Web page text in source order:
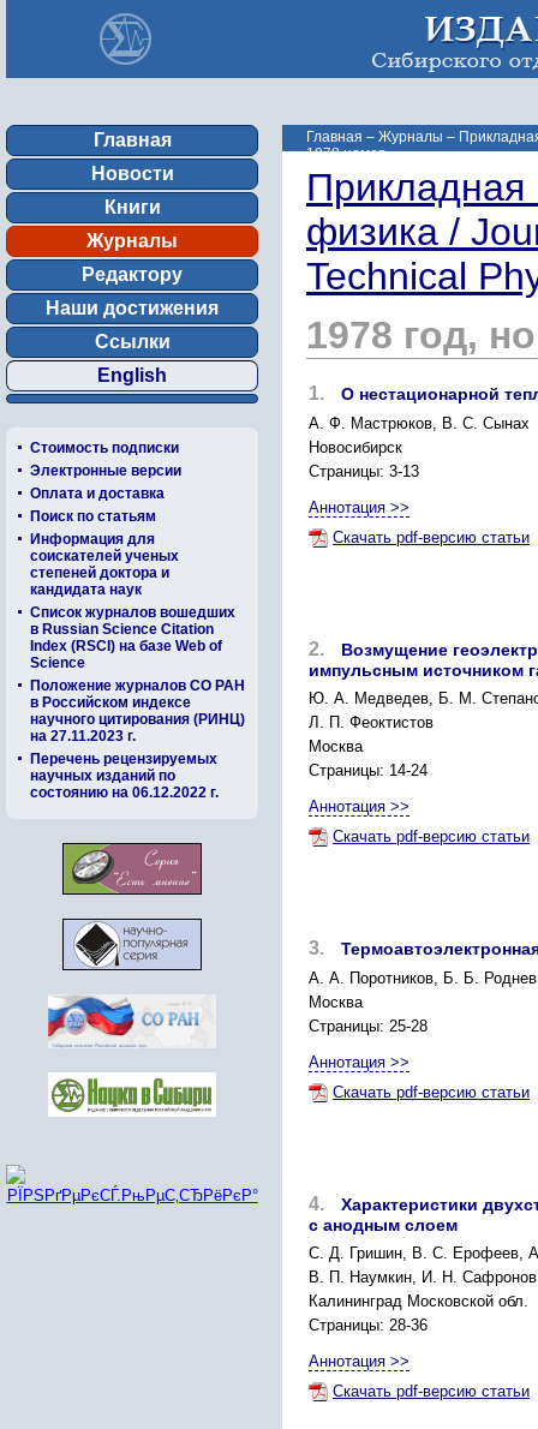
Главная
Новости
Книги
Журналы
Редактору
Наши достижения
Ссылки
English
Стоимость подписки
Электронные версии
Оплата и доставка
Поиск по статьям
Информация для
соискателей ученых
степеней доктора и
кандидата наук
Список журналов вошедших
в Russian Science Citation
Index (RSCI) на базе Web of
Science
Положение журналов СО РАН
в Российском индексе
научного цитирования (РИНЦ)
на 27.11.2023 г.
Перечень рецензируемых
научных изданий по
состоянию на 06.12.2022 г.
Главная – Журналы –
1978 номер ...
Прикладная
физика /
Technical
1978 год,
1. О нестационарной
А. Ф. Мастрюков, В. С. Сынах
Новосибирск
Страницы: 3-13
Аннотация >>
Скачать pdf-версию статьи
2.
Возмущение
импульсным источником
Ю. А. Медведев, Б. М.
Л. П. Феоктистов
Москва
Страницы: 14-24
Аннотация >>
Скачать pdf-версию статьи
3.
А. А. Поротников, Б. Б.
Москва
Страницы: 25-28
Аннотация >>
Скачать pdf-версию статьи
4.
Характеристики
с анодным слоем
С. Д. Гришин, В. С. Ерофеев,
В. П. Наумкин, И. Н. Сафронов
Калининград Московской обл.
Страницы: 28-36
Аннотация >>
Скачать pdf-версию статьи